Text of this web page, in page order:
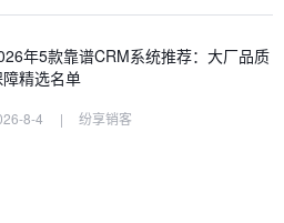
年5款靠谱CRM系统推荐：大厂品质
精选名单
8-4 | 纷享销客